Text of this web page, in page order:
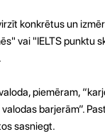
konkrētus un
vai "IELTS punktu
piemēram,
barjerām”.
sasniegt.